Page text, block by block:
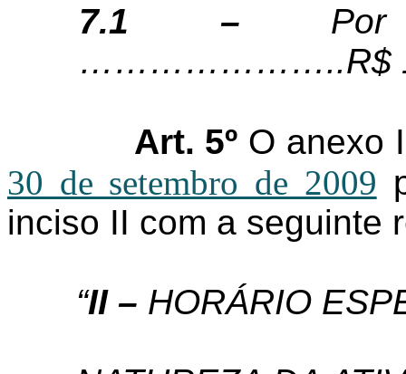
7.1 –
…………………..R$
Art. 5º O anexo
30 de setembro de 2009
inciso II com a seguinte
“II – HORÁRIO